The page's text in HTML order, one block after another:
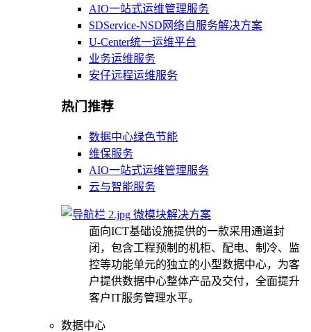
AIO一站式运维管理服务
SDService-NSD网络自服务解决方案
U-Center统一运维平台
业务运维服务
安仔远程运维服务
热门推荐
数据中心绿色节能
维保服务
AIO一站式运维管理服务
云与智能服务
微模块解决方案
面向ICT基础设施提供的一款采用通道封
闭，包含工程预制的机柜、配电、制冷、监
控等功能单元的独立的小型数据中心，为客
户提供数据中心整体产品及交付，全面提升
客户IT服务管理水平。
数据中心